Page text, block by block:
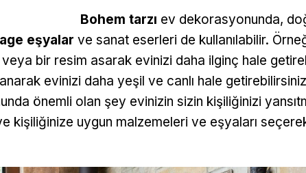
Bohem tarzı ev dekorasyonunda,
eşyalar ve sanat eserleri de kullanılabilir.
bir resim asarak evinizi daha ilginç hale
evinizi daha yeşil ve canlı hale
önemli olan şey evinizin sizin kişiliğinizi
kişiliğinize uygun malzemeleri ve eşyaları